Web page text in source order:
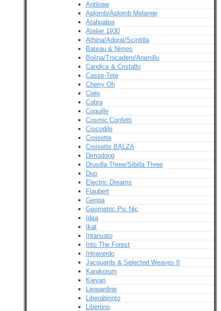
Antilope
Aplomb/Aplomb Melange
Atahualpa
Atelier 1930
Athina/Adorai/Scintilla
Bateau & Nimes
Bolina/Trocadero/Aramillo
Candice & Cristallo
Casse-Tete
Cherry Oh
Cielo
Cobra
Coquille
Cosmic Confetti
Crocodile
Croisette
Croisette BALZA
Dimodong
Drusilla Three/Sibilla Three
Duo
Electric Dreams
Flaubert
Genoa
Geometric Pic Nic
Idea
Ikat
Intarsiato
Into The Forest
Intraverdo
Jacquards & Selected Weaves II
Karakorum
Kievan
Leopardine
Liberabirinto
Libertino